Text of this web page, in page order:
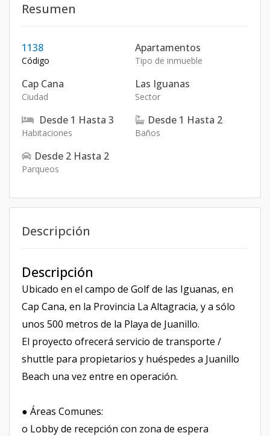
Resumen
1138
Código
Apartamentos
Tipo de inmueble
Cap Cana
Ciudad
Las Iguanas
Sector
Desde 1 Hasta 3
Habitaciones
Desde 1 Hasta 2
Baños
Desde 2 Hasta 2
Parqueos
Descripción
Descripción
Ubicado en el campo de Golf de las Iguanas, en
Cap Cana, en la Provincia La Altagracia, y a sólo
unos 500 metros de la Playa de Juanillo.
El proyecto ofrecerá servicio de transporte /
shuttle para propietarios y huéspedes a Juanillo
Beach una vez entre en operación.
● Áreas Comunes:
o Lobby de recepción con zona de espera